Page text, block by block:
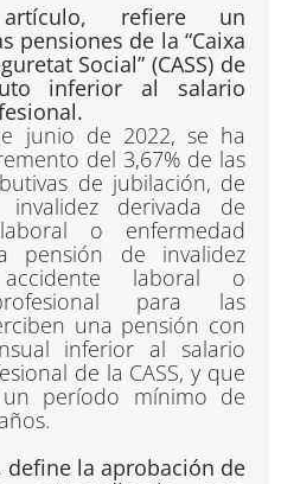
refiere un
pensiones de la “Caixa
Social” (CASS) de
inferior al salario
junio de 2022, se ha
del 3,67% de las
de jubilación, de
derivada de
o enfermedad
pensión de invalidez
laboral o
para las
una pensión con
inferior al salario
de la CASS, y que
período mínimo de
define la aprobación de